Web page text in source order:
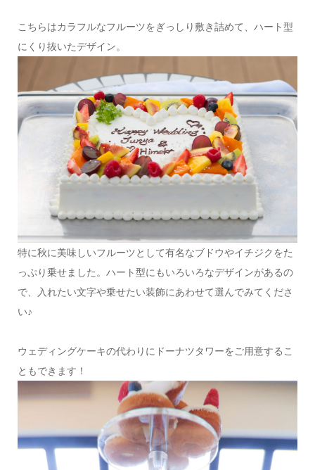
こちらはカラフルなフルーツをぎっしり敷き詰めて、ハート型
にくり抜いたデザイン。
特に秋に美味しいフルーツとして有名なブドウやイチジクをた
っぷり乗せました。ハート型にもいろいろなデザインがあるの
で、入れたい文字や乗せたい装飾にあわせて選んでみてくださ
い♪
ウェディングケーキの代わりにドーナツタワーをご用意するこ
ともできます！